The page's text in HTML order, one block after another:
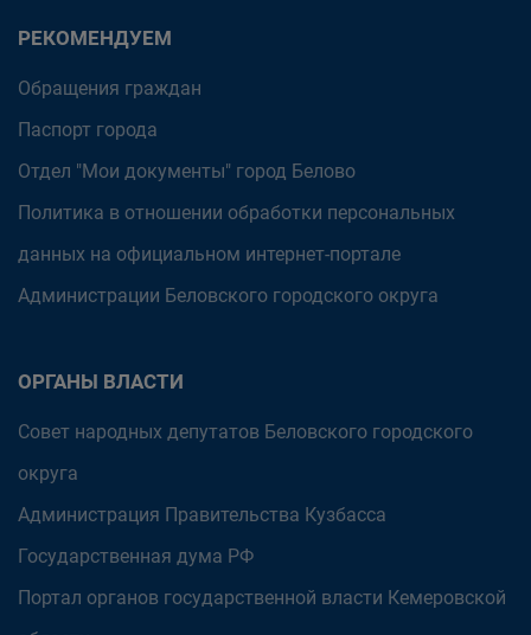
РЕКОМЕНДУЕМ
Обращения граждан
Паспорт города
Отдел "Мои документы" город Белово
Политика в отношении обработки персональных
данных на официальном интернет-портале
Администрации Беловского городского округа
ОРГАНЫ ВЛАСТИ
Совет народных депутатов Беловского городского
округа
Администрация Правительства Кузбасса
Государственная дума РФ
Портал органов государственной власти Кемеровской